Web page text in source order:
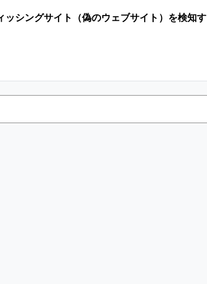
ッシングサイト（偽のウェブサイト）を検知す